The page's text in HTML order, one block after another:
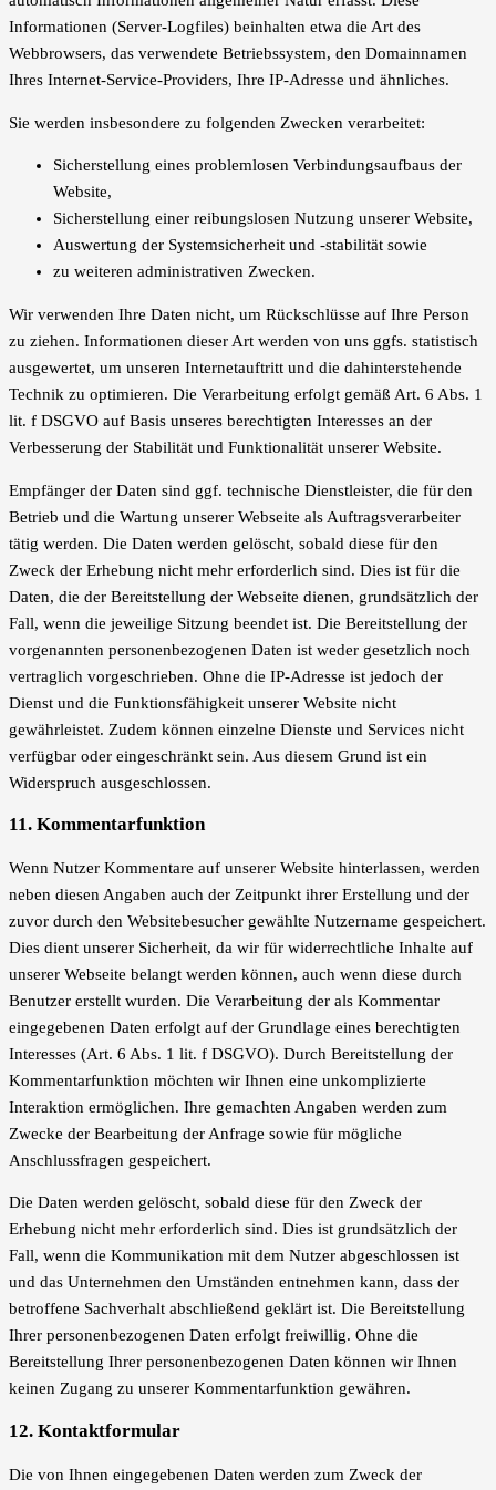
Informationen (Server-Logfiles) beinhalten etwa die Art des
Webbrowsers, das verwendete Betriebssystem, den Domainnamen
Ihres Internet-Service-Providers, Ihre IP-Adresse und ähnliches.
Sie werden insbesondere zu folgenden Zwecken verarbeitet:
Sicherstellung eines problemlosen Verbindungsaufbaus der
Website,
Sicherstellung einer reibungslosen Nutzung unserer Website,
Auswertung der Systemsicherheit und -stabilität sowie
zu weiteren administrativen Zwecken.
Wir verwenden Ihre Daten nicht, um Rückschlüsse auf Ihre Person
zu ziehen. Informationen dieser Art werden von uns ggfs. statistisch
ausgewertet, um unseren Internetauftritt und die dahinterstehende
Technik zu optimieren. Die Verarbeitung erfolgt gemäß Art. 6 Abs. 1
lit. f DSGVO auf Basis unseres berechtigten Interesses an der
Verbesserung der Stabilität und Funktionalität unserer Website.
Empfänger der Daten sind ggf. technische Dienstleister, die für den
Betrieb und die Wartung unserer Webseite als Auftragsverarbeiter
tätig werden. Die Daten werden gelöscht, sobald diese für den
Zweck der Erhebung nicht mehr erforderlich sind. Dies ist für die
Daten, die der Bereitstellung der Webseite dienen, grundsätzlich der
Fall, wenn die jeweilige Sitzung beendet ist. Die Bereitstellung der
vorgenannten personenbezogenen Daten ist weder gesetzlich noch
vertraglich vorgeschrieben. Ohne die IP-Adresse ist jedoch der
Dienst und die Funktionsfähigkeit unserer Website nicht
gewährleistet. Zudem können einzelne Dienste und Services nicht
verfügbar oder eingeschränkt sein. Aus diesem Grund ist ein
Widerspruch ausgeschlossen.
11. Kommentarfunktion
Wenn Nutzer Kommentare auf unserer Website hinterlassen, werden
neben diesen Angaben auch der Zeitpunkt ihrer Erstellung und der
zuvor durch den Websitebesucher gewählte Nutzername gespeichert.
Dies dient unserer Sicherheit, da wir für widerrechtliche Inhalte auf
unserer Webseite belangt werden können, auch wenn diese durch
Benutzer erstellt wurden. Die Verarbeitung der als Kommentar
eingegebenen Daten erfolgt auf der Grundlage eines berechtigten
Interesses (Art. 6 Abs. 1 lit. f DSGVO). Durch Bereitstellung der
Kommentarfunktion möchten wir Ihnen eine unkomplizierte
Interaktion ermöglichen. Ihre gemachten Angaben werden zum
Zwecke der Bearbeitung der Anfrage sowie für mögliche
Anschlussfragen gespeichert.
Die Daten werden gelöscht, sobald diese für den Zweck der
Erhebung nicht mehr erforderlich sind. Dies ist grundsätzlich der
Fall, wenn die Kommunikation mit dem Nutzer abgeschlossen ist
und das Unternehmen den Umständen entnehmen kann, dass der
betroffene Sachverhalt abschließend geklärt ist. Die Bereitstellung
Ihrer personenbezogenen Daten erfolgt freiwillig. Ohne die
Bereitstellung Ihrer personenbezogenen Daten können wir Ihnen
keinen Zugang zu unserer Kommentarfunktion gewähren.
12. Kontaktformular
Die von Ihnen eingegebenen Daten werden zum Zweck der